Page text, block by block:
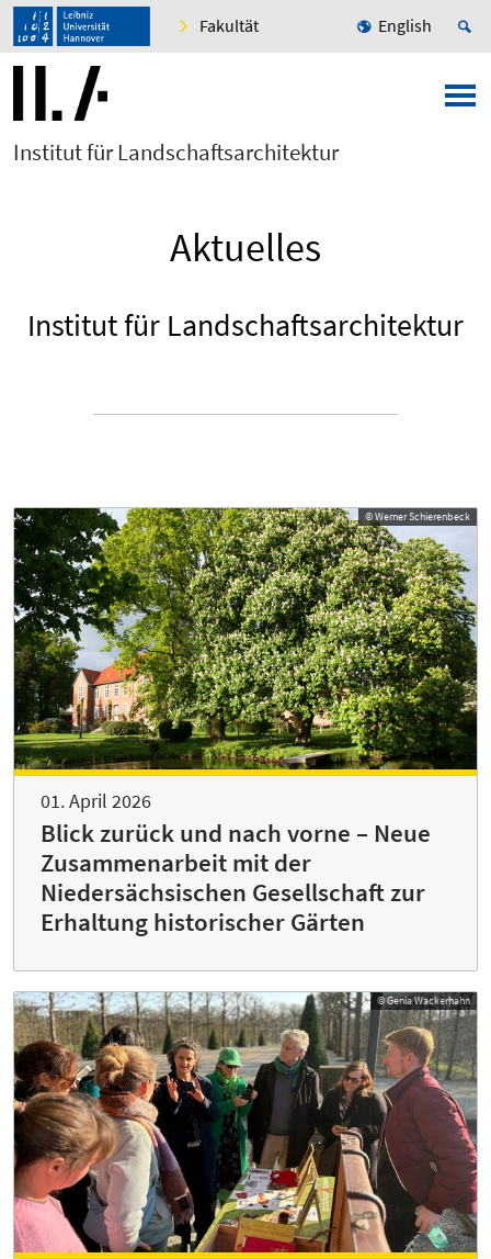
Fakultät English
Institut für Landschaftsarchitektur
Aktuelles
Institut für Landschaftsarchitektur
© Werner Schierenbeck
01. April 2026
Blick zurück und nach vorne – Neue
Zusammenarbeit mit der
Niedersächsischen Gesellschaft zur
Erhaltung historischer Gärten
© Genia Wackerhahn